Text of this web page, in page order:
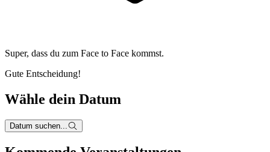
Super, dass du zum Face to Face kommst.
Gute Entscheidung!
Wähle dein Datum
Datum suchen...